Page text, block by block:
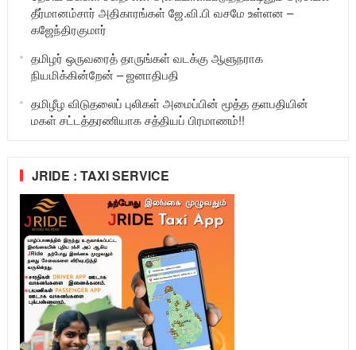
தீர்மானம்சார் அதிகாரங்கள் ஜே.வி.பி வசமே உள்ளன –
கஜேந்திரகுமார்
தமிழர் ஒருவரைத் தாருங்கள் வடக்கு ஆளுநராக
நியமிக்கின்றேன் – ஜனாதிபதி
தமிழீழ விடுதலைப் புலிகள் அமைப்பின் மூத்த தளபதியின்
மகள் சட்டத்தரணியாக சத்தியப் பிரமாணம்!!
JRIDE : TAXI SERVICE